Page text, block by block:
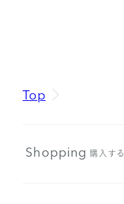
Top
Shopping 購入する